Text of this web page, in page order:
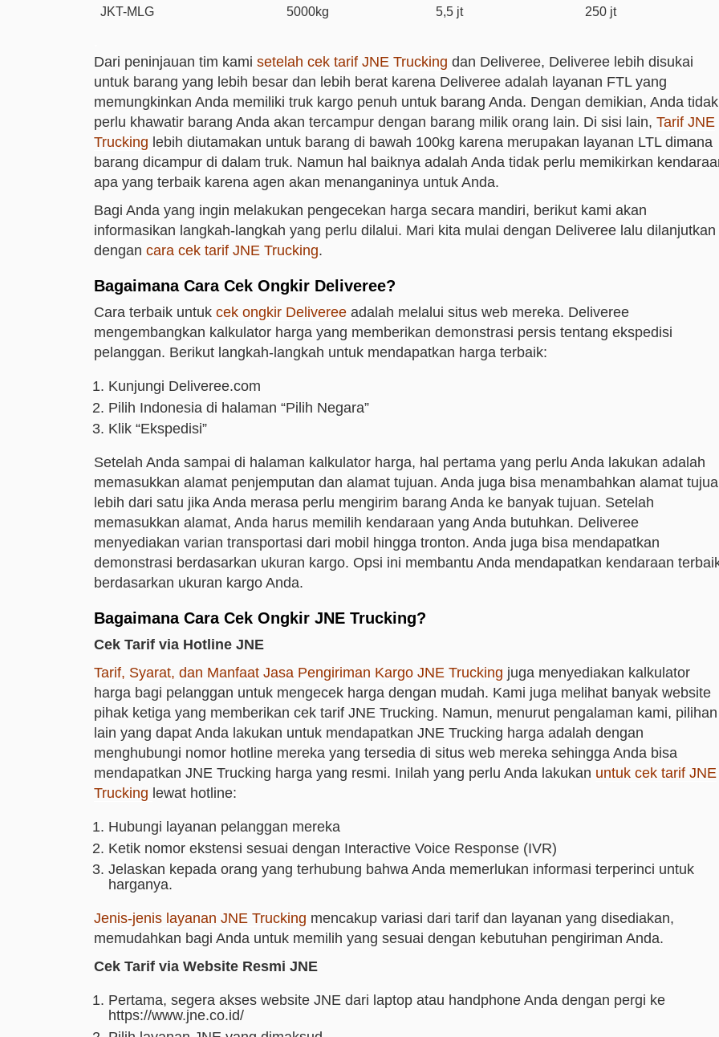
JKT-MLG 5000kg 5,5 jt 250 jt
Dari peninjauan tim kami setelah cek tarif JNE Trucking dan Deliveree, Deliveree lebih disukai
untuk barang yang lebih besar dan lebih berat karena Deliveree adalah layanan FTL yang
memungkinkan Anda memiliki truk kargo penuh untuk barang Anda. Dengan demikian, Anda tidak
perlu khawatir barang Anda akan tercampur dengan barang milik orang lain. Di sisi lain, Tarif JNE
Trucking lebih diutamakan untuk barang di bawah 100kg karena merupakan layanan LTL dimana
barang dicampur di dalam truk. Namun hal baiknya adalah Anda tidak perlu memikirkan
apa yang terbaik karena agen akan menanganinya untuk Anda.
Bagi Anda yang ingin melakukan pengecekan harga secara mandiri, berikut kami akan
informasikan langkah-langkah yang perlu dilalui. Mari kita mulai dengan Deliveree lalu dilanjutkan
dengan cara cek tarif JNE Trucking.
Bagaimana Cara Cek Ongkir Deliveree?
Cara terbaik untuk cek ongkir Deliveree adalah melalui situs web mereka. Deliveree
mengembangkan kalkulator harga yang memberikan demonstrasi persis tentang ekspedisi
pelanggan. Berikut langkah-langkah untuk mendapatkan harga terbaik:
Kunjungi Deliveree.com
Pilih Indonesia di halaman “Pilih Negara”
Klik “Ekspedisi”
Setelah Anda sampai di halaman kalkulator harga, hal pertama yang perlu Anda lakukan adalah
memasukkan alamat penjemputan dan alamat tujuan. Anda juga bisa menambahkan alamat
lebih dari satu jika Anda merasa perlu mengirim barang Anda ke banyak tujuan. Setelah
memasukkan alamat, Anda harus memilih kendaraan yang Anda butuhkan. Deliveree
menyediakan varian transportasi dari mobil hingga tronton. Anda juga bisa mendapatkan
demonstrasi berdasarkan ukuran kargo. Opsi ini membantu Anda mendapatkan kendaraan
berdasarkan ukuran kargo Anda.
Bagaimana Cara Cek Ongkir JNE Trucking?
Cek Tarif via Hotline JNE
Tarif, Syarat, dan Manfaat Jasa Pengiriman Kargo JNE Trucking juga menyediakan kalkulator
harga bagi pelanggan untuk mengecek harga dengan mudah. Kami juga melihat banyak website
pihak ketiga yang memberikan cek tarif JNE Trucking. Namun, menurut pengalaman kami, pilihan
lain yang dapat Anda lakukan untuk mendapatkan JNE Trucking harga adalah dengan
menghubungi nomor hotline mereka yang tersedia di situs web mereka sehingga Anda bisa
mendapatkan JNE Trucking harga yang resmi. Inilah yang perlu Anda lakukan untuk cek tarif JNE
Trucking lewat hotline:
Hubungi layanan pelanggan mereka
Ketik nomor ekstensi sesuai dengan Interactive Voice Response (IVR)
Jelaskan kepada orang yang terhubung bahwa Anda memerlukan informasi terperinci untuk
harganya.
Jenis-jenis layanan JNE Trucking mencakup variasi dari tarif dan layanan yang disediakan,
memudahkan bagi Anda untuk memilih yang sesuai dengan kebutuhan pengiriman Anda.
Cek Tarif via Website Resmi JNE
Pertama, segera akses website JNE dari laptop atau handphone Anda dengan pergi ke
https://www.jne.co.id/